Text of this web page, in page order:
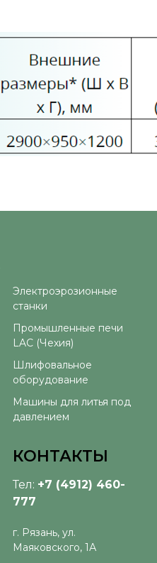
Электроэрозионные
станки
Промышленные печи
LAC (Чехия)
Шлифовальное
оборудование
Машины для литья под
давлением
КОНТАКТЫ
Тел: +7 (4912) 460-
777
г. Рязань, ул.
Маяковского, 1А